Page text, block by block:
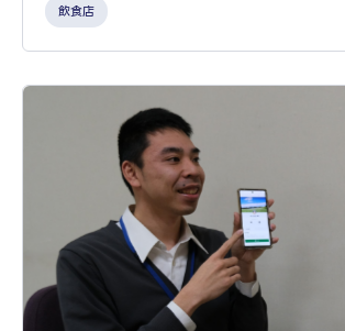
飲食店